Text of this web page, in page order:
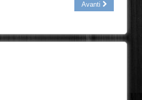
Avanti